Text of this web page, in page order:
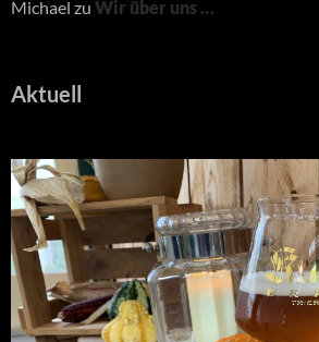
Michael zu Wir über uns …
Aktuell